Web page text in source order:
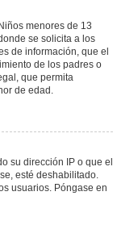
menores de 13
se solicita a los
de información, que el
de los padres o
que permita
de edad.
su dirección IP o que el
esté deshabilitado.
usuarios. Póngase en